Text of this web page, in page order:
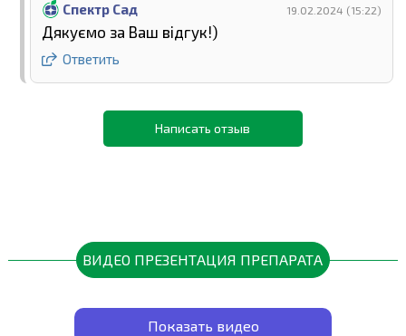
Спектр Сад 19.02.2024 (15:22)
Дякуємо за Ваш відгук!)
Ответить
Написать отзыв
ВИДЕО ПРЕЗЕНТАЦИЯ ПРЕПАРАТА
Показать видео